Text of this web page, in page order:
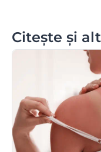
Citește și